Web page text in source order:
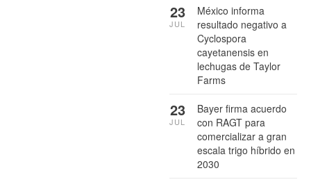
México informa
resultado negativo a
Cyclospora
cayetanensis en
lechugas de Taylor
Farms
23
JUL
Bayer firma acuerdo
con RAGT para
comercializar a gran
escala trigo híbrido en
2030
23
JUL